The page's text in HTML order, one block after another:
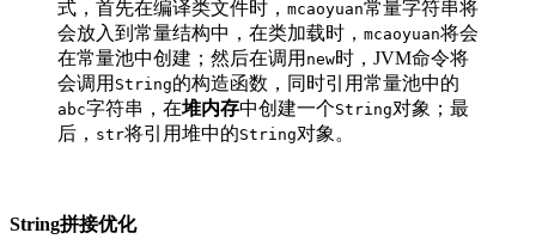
式，首先在编译类文件时， mcaoyuan常量字符串将
会放入到常量结构中，在类加载时， mcaoyuan将会
在常量池中创建；然后在调用 new时，JVM命令将
会调用 String的构造函数，同时引用常量池中的
abc字符串，在堆内存中创建一个String对象；最
后， str将引用堆中的String对象。
String拼接优化